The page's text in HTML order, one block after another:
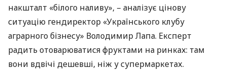
накшталт «білого наливу», – аналізує цінову
ситуацію гендиректор «Українського клубу
аграрного бізнесу» Володимир Лапа. Експерт
радить отоварюватися фруктами на ринках: там
вони вдвічі дешевші, ніж у супермаркетах.